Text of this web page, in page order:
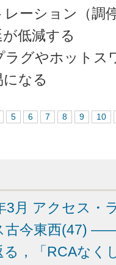
レーション（調
低減する
ラグやホットス
なる
5 6 7 8 9 10
3月 アクセス・
古今東西(47)
る，「RCAなく